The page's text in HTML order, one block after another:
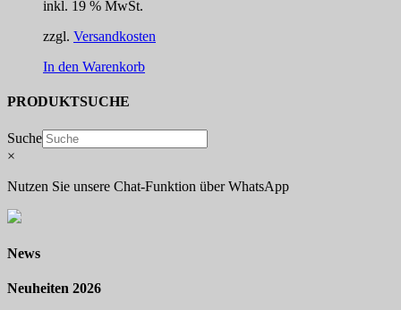
inkl. 19 % MwSt.
zzgl. Versandkosten
In den Warenkorb
PRODUKTSUCHE
Suche
×
Nutzen Sie unsere Chat-Funktion über WhatsApp
News
Neuheiten 2026